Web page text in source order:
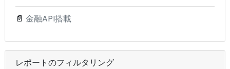
📄 金融API搭載
レポートのフィルタリング